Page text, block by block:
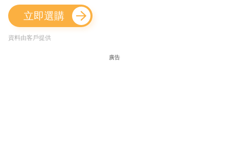
立即選購
資料由客戶提供
廣告